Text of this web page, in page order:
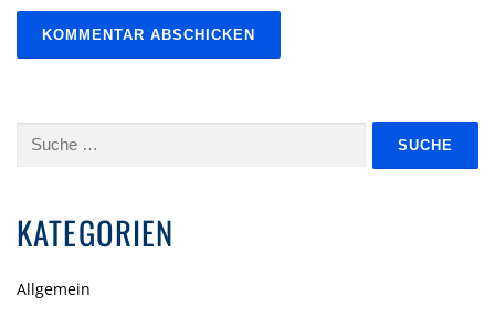
Suche
KATEGORIEN
Allgemein